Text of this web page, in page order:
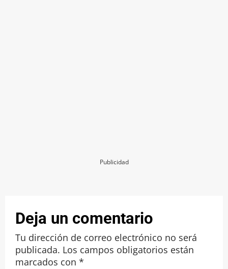
Publicidad
Deja un comentario
Tu dirección de correo electrónico no será
publicada. Los campos obligatorios están
marcados con *